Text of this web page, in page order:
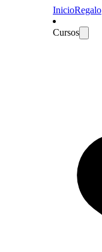
InicioRegalo
Cursos